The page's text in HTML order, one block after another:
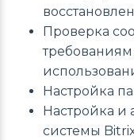
Проверка
требованиям
Настройка
Настройка и
системы